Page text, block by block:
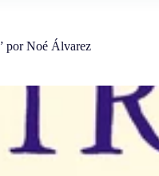
por Noé Álvarez